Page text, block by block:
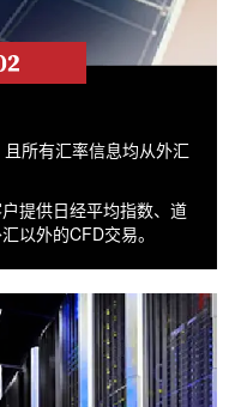
所有汇率信息均从外汇
提供日经平均指数、道
以外的CFD交易。